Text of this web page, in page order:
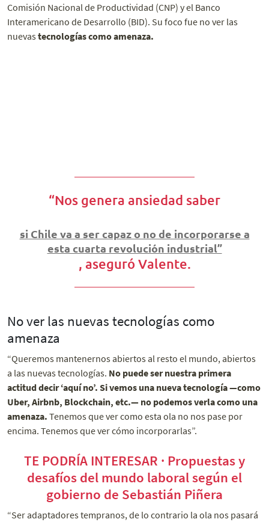
Comisión Nacional de Productividad (CNP) y el Banco
Interamericano de Desarrollo (BID). Su foco fue no ver las
nuevastecnologías como amenaza.
“Nos genera ansiedad saber
si Chile va a ser capaz o no de incorporarse a
esta cuarta revolución industrial”
, aseguró Valente.
No ver las nuevas tecnologías como
amenaza
“Queremos mantenernos abiertos al resto el mundo, abiertos
a las nuevas tecnologías. No puede ser nuestra primera
actitud decir ‘aquí no’. Si vemos una nueva tecnología —como
Uber, Airbnb, Blockchain, etc.— no podemos verla como una
amenaza. Tenemos que ver como esta ola no nos pase por
encima. Tenemos que ver cómo incorporarlas”.
TE PODRÍA INTERESAR · Propuestas y
desafíos del mundo laboral según el
gobierno de Sebastián Piñera
“Ser adaptadores tempranos, de lo contrario la ola nos pasará